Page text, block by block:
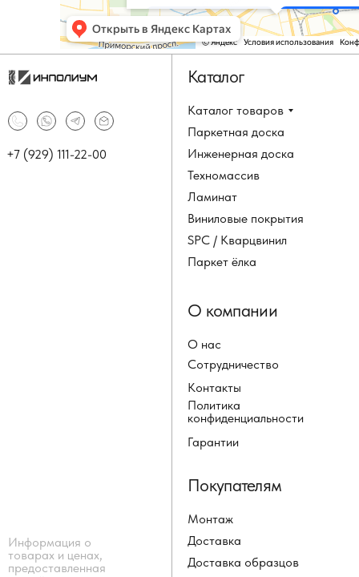
Каталог товаров
Паркетная доска
Инженерная доска
Техномассив
+7 (929) 111-22-00
Информация о
товарах и ценах,
предоставленная
Каталог
Ламинат
Виниловые покрытия
SPC / Кварцвинил
Паркет ёлка
О нас
Сотрудничество
Контакты
Политика
конфиденциальности
О компании
Монтаж
Доставка
Доставка образцов
Покупателям
Гарантии